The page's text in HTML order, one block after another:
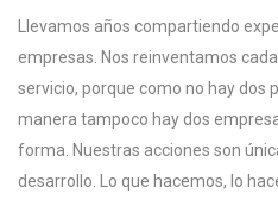
Llevamos años compartiendo
empresas. Nos reinventamos
servicio, porque como no hay dos
manera tampoco hay dos
forma. Nuestras acciones son
desarrollo. Lo que hacemos, lo